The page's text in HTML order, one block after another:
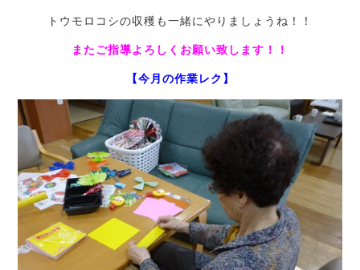
トウモロコシの収穫も一緒にやりましょうね！！
またご指導よろしくお願い致します！！
【今月の作業レク】